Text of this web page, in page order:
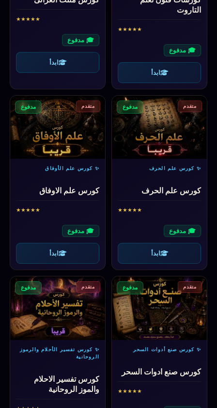
التاروت
★
★
★
★
★
🎓 مدفوع
ابدأ
★
★
★
★
★
🎓 مدفوع
ابدأ
متقدم مدفوع
✨ كورس علم الحرف
كورس علم الحرف
★
★
★
★
★
🎓 مدفوع
ابدأ
متقدم مدفوع
✨ كورس علم الأوفاق
كورس علم الاوفاق
★
★
★
★
★
🎓 مدفوع
ابدأ
متقدم مدفوع
✨ كورس صنع أدوات السحر
كورس صنع ادوات السحر
★
★
★
★
★
متقدم مدفوع
✨ كورس تفسير الأحلام والرموز
الروحانية
كورس تفسير الاحلام
والموز الروحانية